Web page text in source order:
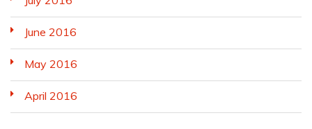
June 2016
May 2016
April 2016